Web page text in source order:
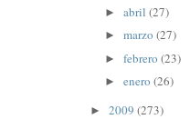
► abril (27)
► marzo (27)
► febrero (23)
► enero (26)
► 2009 (273)